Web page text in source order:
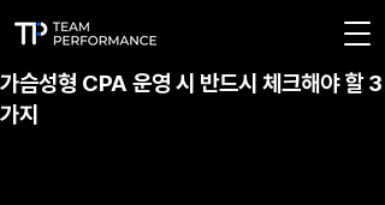
가슴성형 CPA 운영 시 반드시 체크해야 할 3
가지